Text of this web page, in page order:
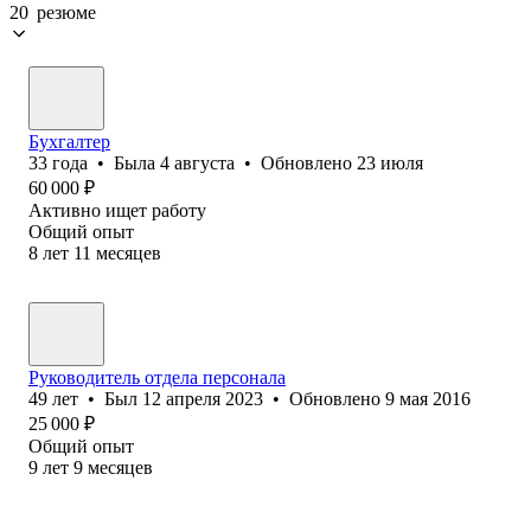
20 резюме
Бухгалтер
33 года • Была 4 августа • Обновлено 23 июля
60 000 ₽
Активно ищет работу
Общий опыт
8 лет 11 месяцев
Руководитель отдела персонала
49 лет • Был 12 апреля 2023 • Обновлено 9 мая 2016
25 000 ₽
Общий опыт
9 лет 9 месяцев